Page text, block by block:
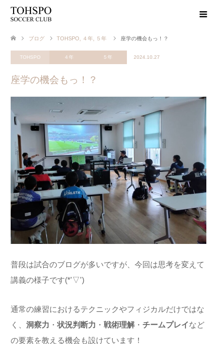
ブログ TOHSPO ４年 ５年 座学の機会もっ！？
TOHSPO ４年 ５年 2024.10.27
座学の機会もっ！？
普段は試合のブログが多いですが、今回は思考を変えて
講義の様子です(*’▽’)
通常の練習におけるテクニックやフィジカルだけではな
く、 洞察力 ・状況判断力 ・ 戦術理解・ チームプレイなど
の要素を教える機会も設けています！